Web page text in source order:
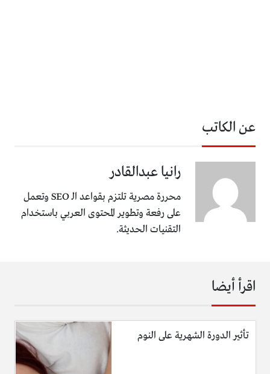
عن الكاتب
رانيا عبدالقادر
محررة مصرية تلتزم بقواعد الـ SEO وتعمل
على رفعة وتطوير المحتوى العربي باستخدام
التقنيات الحديثة.
اقرأ أيضا
تأثير الدورة الشهرية على النوم